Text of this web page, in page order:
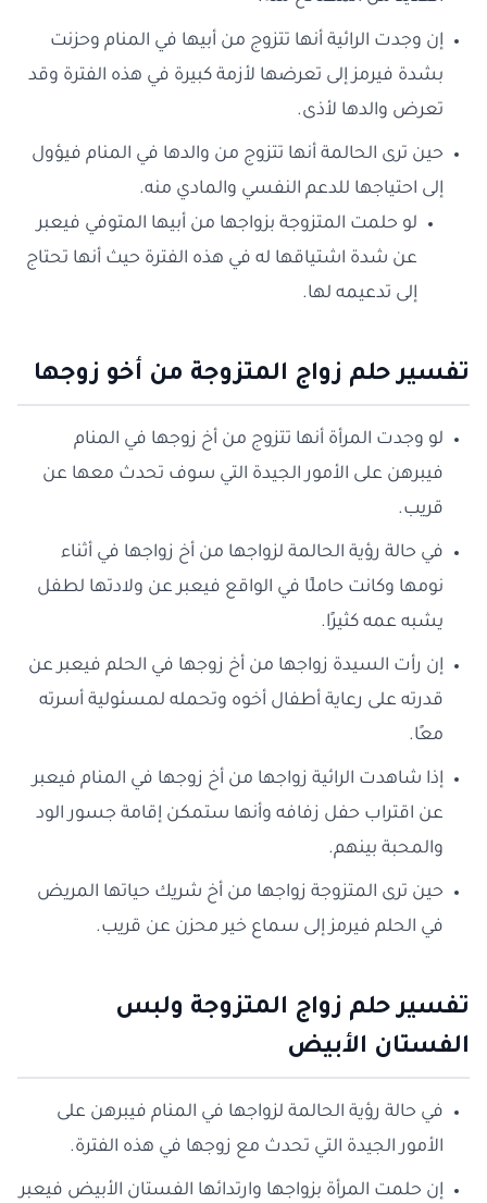
إن وجدت الرائية أنها تتزوج من أبيها في المنام وحزنت
بشدة فيرمز إلى تعرضها لأزمة كبيرة في هذه الفترة وقد
تعرض والدها لأذى.
حين ترى الحالمة أنها تتزوج من والدها في المنام فيؤول
إلى احتياجها للدعم النفسي والمادي منه.
لو حلمت المتزوجة بزواجها من أبيها المتوفي فيعبر
عن شدة اشتياقها له في هذه الفترة حيث أنها تحتاج
إلى تدعيمه لها.
تفسير حلم زواج المتزوجة من أخو زوجها
لو وجدت المرأة أنها تتزوج من أخ زوجها في المنام
فيبرهن على الأمور الجيدة التي سوف تحدث معها عن
قريب.
في حالة رؤية الحالمة لزواجها من أخ زواجها في أثناء
نومها وكانت حاملًا في الواقع فيعبر عن ولادتها لطفل
يشبه عمه كثيرًا.
إن رأت السيدة زواجها من أخ زوجها في الحلم فيعبر عن
قدرته على رعاية أطفال أخوه وتحمله لمسئولية أسرته
معًا.
إذا شاهدت الرائية زواجها من أخ زوجها في المنام فيعبر
عن اقتراب حفل زفافه وأنها ستمكن إقامة جسور الود
والمحبة بينهم.
حين ترى المتزوجة زواجها من أخ شريك حياتها المريض
في الحلم فيرمز إلى سماع خير محزن عن قريب.
تفسير حلم زواج المتزوجة ولبس
الفستان الأبيض
في حالة رؤية الحالمة لزواجها في المنام فيبرهن على
الأمور الجيدة التي تحدث مع زوجها في هذه الفترة.
إن حلمت المرأة بزواجها وارتدائها الفستان الأبيض فيعبر